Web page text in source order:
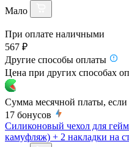
Мало
При оплате наличными
567 ₽
Другие способы оплаты
Цена при других способах
Сумма месячной платы, если
17 бонусов
Силиконовый чехол для
камуфляж) + 2 накладки на